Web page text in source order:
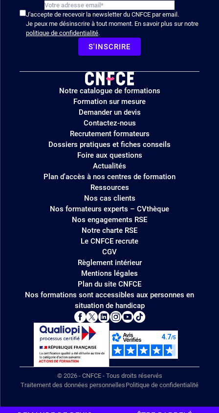
J'accepte de recevoir la newsletter du CNFCE par email.
Je peux me désinscrire à tout moment. En savoir plus sur notre
politique de confidentialité.
S'INSCRIRE
Logo
site
Notre catalogue de formations
Formation sur mesure
Demander un devis
Contactez-nous
Recrutement formateurs
Dossiers pratiques et fiches conseils
Foire aux questions
Actualités
Plan d'accès à nos centres de formation
Ressources
Nos cas clients
Nos formateurs experts – CVthèque
Nos engagements RSE
Notre charte RSE
Le CNFCE recrute
CGV
Règlement intérieur
Mentions légales
Plan du site CNFCE
Nos formations sont accessibles aux personnes en
situation de handicap
© 2026 - CNFCE - Tous droits réservés
Traitement des données personnelles Politique de confidentialité